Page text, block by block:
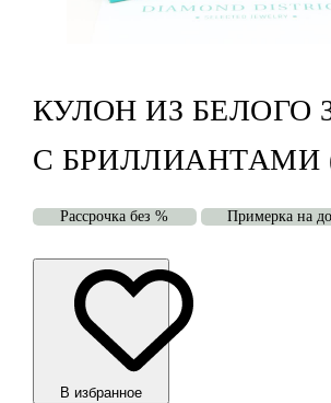
КУЛОН ИЗ БЕЛОГО
С БРИЛЛИАНТАМИ
Рассрочка без % Примерка на
В избранноe